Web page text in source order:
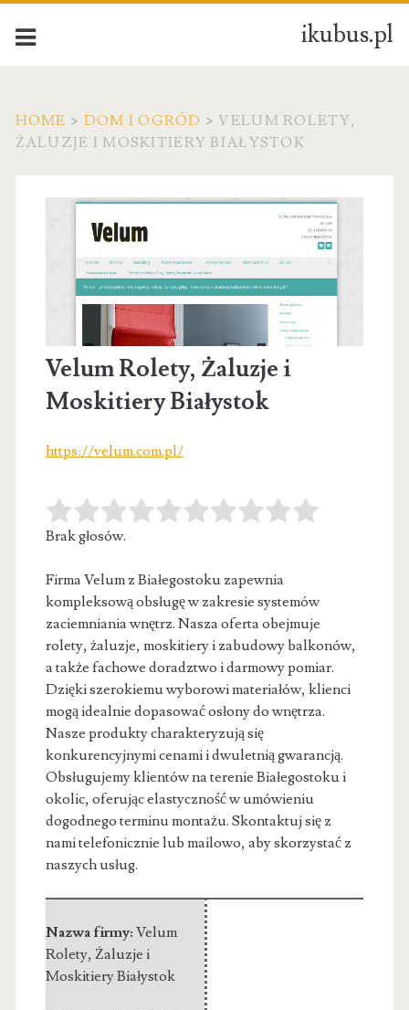
ikubus.pl
HOME > DOM I OGRÓD >VELUM ROLETY,
ŻALUZJE I MOSKITIERY BIAŁYSTOK
Velum Rolety, Żaluzje i
Moskitiery Białystok
https://velum.com.pl/
Brak głosów.
Firma Velum z Białegostoku zapewnia
kompleksową obsługę w zakresie systemów
zaciemniania wnętrz. Nasza oferta obejmuje
rolety, żaluzje, moskitiery i zabudowybalkonów,
a także fachowe doradztwo i darmowy pomiar.
Dzięki szerokiemu wyborowi materiałów, klienci
mogą idealnie dopasować osłony do wnętrza.
Nasze produkty charakteryzują się
konkurencyjnymi cenami i dwuletnią gwarancją.
Obsługujemy klientów na terenie Białegostoku i
okolic, oferując elastyczność w umówieniu
dogodnego terminu montażu. Skontaktuj się z
nami telefonicznie lub mailowo, aby skorzystać z
naszych usług.
Nazwa firmy: Velum
Rolety, Żaluzje i
Moskitiery Białystok